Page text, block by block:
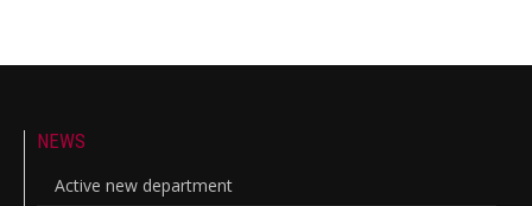
NEWS
Active new department